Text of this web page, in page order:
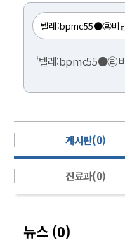
‘텔레:bpmc55●㉣비
게시판(0)
진료과(0)
뉴스 (0)